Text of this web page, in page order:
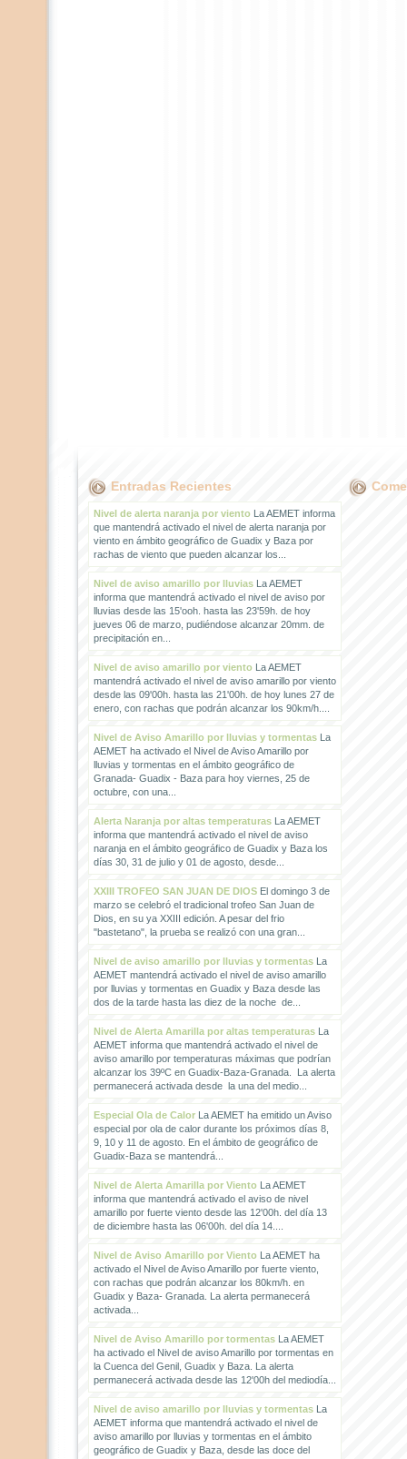
Entradas Recientes
Nivel de alerta naranja por vientoLa AEMET informa
que mantendrá activado el nivel de alerta naranja por
viento en ámbito geográfico de Guadix y Baza por
rachas de viento que pueden alcanzar los...
Nivel de aviso amarillo por lluviasLa AEMET
informa que mantendrá activado el nivel de aviso por
lluvias desde las 15'ooh. hasta las 23'59h. de hoy
jueves 06 de marzo, pudiéndose alcanzar 20mm. de
precipitación en...
Nivel de aviso amarillo por vientoLa AEMET
mantendrá activado el nivel de aviso amarillo por viento
desde las 09'00h. hasta las 21'00h. de hoy lunes 27 de
enero, con rachas que podrán alcanzar los 90km/h....
Nivel de Aviso Amarillo por lluvias y tormentasLa
AEMET ha activado el Nivel de Aviso Amarillo por
lluvias y tormentas en el ámbito geográfico de
Granada- Guadix - Baza para hoy viernes, 25 de
octubre, con una...
Alerta Naranja por altas temperaturasLa AEMET
informa que mantendrá activado el nivel de aviso
naranja en el ámbito geográfico de Guadix y Baza los
días 30, 31 de julio y 01 de agosto, desde...
XXIII TROFEO SAN JUAN DE DIOSEl domingo 3 de
marzo se celebró el tradicional trofeo San Juan de
Dios, en su ya XXIII edición. A pesar del frio
"bastetano", la prueba se realizó con una gran...
Nivel de aviso amarillo por lluvias y tormentasLa
AEMET mantendrá activado el nivel de aviso amarillo
por lluvias y tormentas en Guadix y Baza desde las
dos de la tarde hasta las diez de la noche de...
Nivel de Alerta Amarilla por altas temperaturasLa
AEMET informa que mantendrá activado el nivel de
aviso amarillo por temperaturas máximas que podrían
alcanzar los 39ºC en Guadix-Baza-Granada. La alerta
permanecerá activada desde la una del medio...
Especial Ola de CalorLa AEMET ha emitido un Aviso
especial por ola de calor durante los próximos días 8,
9, 10 y 11 de agosto. En el ámbito de geográfico de
Guadix-Baza se mantendrá...
Nivel de Alerta Amarilla por VientoLa AEMET
informa que mantendrá activado el aviso de nivel
amarillo por fuerte viento desde las 12'00h. del día 13
de diciembre hasta las 06'00h. del día 14....
Nivel de Aviso Amarillo por VientoLa AEMET ha
activado el Nivel de Aviso Amarillo por fuerte viento,
con rachas que podrán alcanzar los 80km/h. en
Guadix y Baza- Granada. La alerta permanecerá
activada...
Nivel de Aviso Amarillo por tormentasLa AEMET
ha activado el Nivel de aviso Amarillo por tormentas en
la Cuenca del Genil, Guadix y Baza. La alerta
permanecerá activada desde las 12'00h del mediodía...
Nivel de aviso amarillo por lluvias y tormentasLa
AEMET informa que mantendrá activado el nivel de
aviso amarillo por lluvias y tormentas en el ámbito
geográfico de Guadix y Baza, desde las doce del